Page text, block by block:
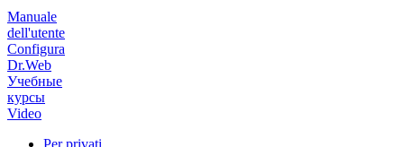
Manuale
dell'utente
Configura
Dr.Web
Учебные
курсы
Video